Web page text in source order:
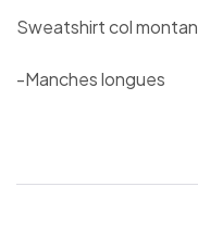
Sweatshirt col
-Manches longues